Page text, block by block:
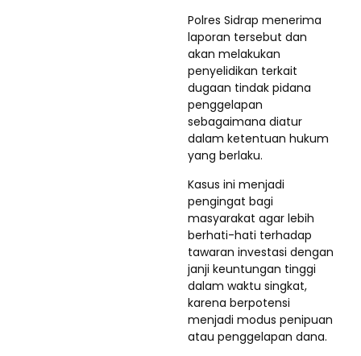
Polres Sidrap menerima
laporan tersebut dan
akan melakukan
penyelidikan terkait
dugaan tindak pidana
penggelapan
sebagaimana diatur
dalam ketentuan hukum
yang berlaku.
Kasus ini menjadi
pengingat bagi
masyarakat agar lebih
berhati-hati terhadap
tawaran investasi dengan
janji keuntungan tinggi
dalam waktu singkat,
karena berpotensi
menjadi modus penipuan
atau penggelapan dana.